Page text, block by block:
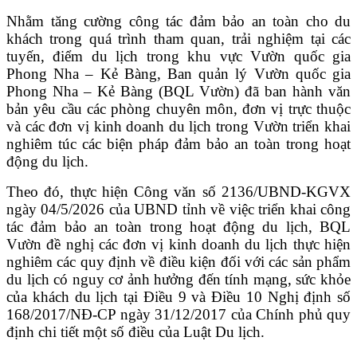
Nhằm tăng cường công tác đảm bảo an toàn cho du
khách trong quá trình tham quan, trải nghiệm tại các
tuyến, điểm du lịch trong khu vực Vườn quốc gia
Phong Nha – Kẻ Bàng, Banquản lý Vườn quốc gia
Phong Nha – Kẻ Bàng (BQL Vườn) đã ban hành văn
bản yêu cầu các phòng chuyên môn, đơn vị trực thuộc
và các đơn vị kinh doanh du lịch trong Vườn triển khai
nghiêm túc các biện pháp đảm bảo an toàn trong hoạt
động du lịch.
Theo đó, thực hiện Công văn số 2136/UBND-KGVX
ngày 04/5/2026 của UBND tỉnh về việc triển khai công
tác đảm bảo an toàn trong hoạt động du lịch, BQL
Vườnđề nghị các đơn vị kinh doanh du lịch thực hiện
nghiêm các quy định về điều kiện đối với các sản phẩm
du lịch có nguy cơ ảnh hưởng đến tính mạng, sức khỏe
của khách du lịch tại Điều 9 và Điều 10 Nghị định số
168/2017/NĐ-CP ngày 31/12/2017 của Chính phủ quy
định chi tiết một số điều của Luật Du lịch.